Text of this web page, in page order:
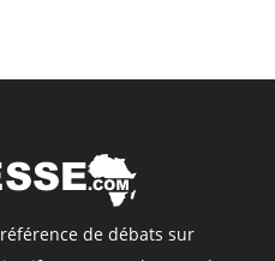
de débats sur